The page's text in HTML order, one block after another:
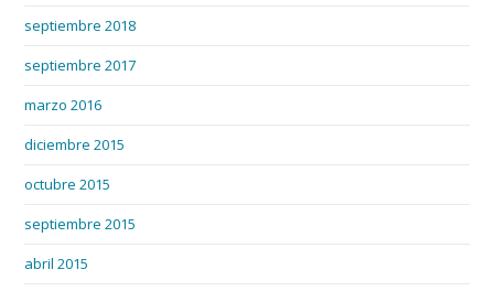
septiembre 2018
septiembre 2017
marzo 2016
diciembre 2015
octubre 2015
septiembre 2015
abril 2015